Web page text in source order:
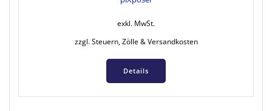
exkl. MwSt.
zzgl. Steuern, Zölle & Versandkosten
Details